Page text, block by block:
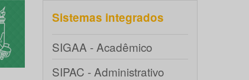
Sistemas integrados
SIGAA - Acadêmico
SIPAC - Administrativo